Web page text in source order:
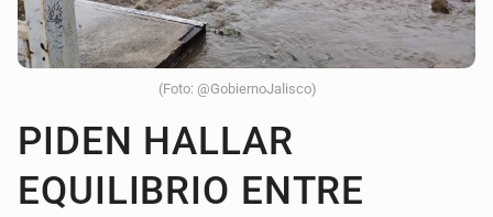
(Foto: @GobiernoJalisco)
PIDEN HALLAR
EQUILIBRIO ENTRE